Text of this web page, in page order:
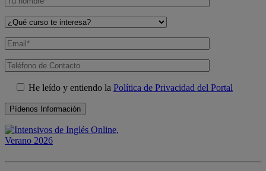
He leído y entiendo la Política de Privacidad del Portal